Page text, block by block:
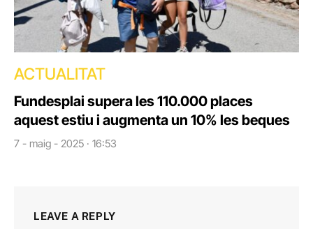
ACTUALITAT
Fundesplai supera les 110.000 places
aquest estiu i augmenta un 10% les beques
7 - maig - 2025 · 16:53
LEAVE A REPLY